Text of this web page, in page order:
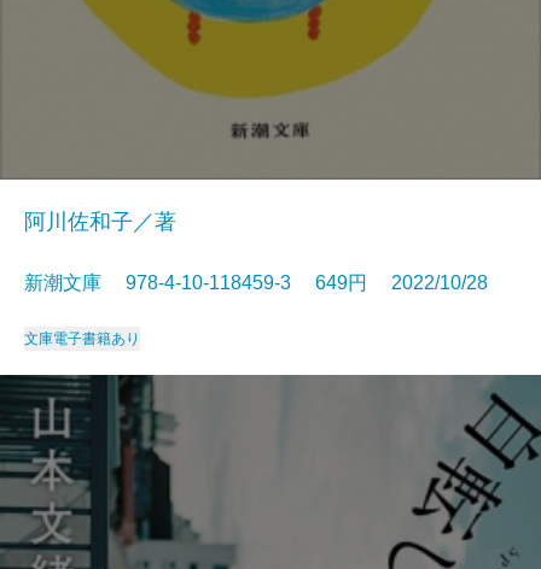
阿川佐和子／著
新潮文庫 978-4-10-118459-3 649円 2022/10/28
文庫電子書籍あり